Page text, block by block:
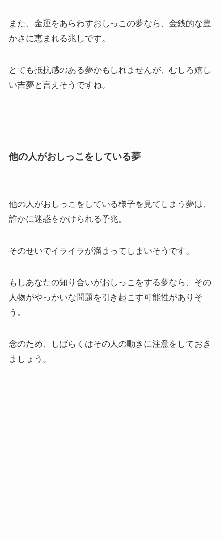
また、金運をあらわすおしっこの夢なら、金銭的な豊
かさに恵まれる兆しです。
とても抵抗感のある夢かもしれませんが、むしろ嬉し
い吉夢と言えそうですね。
他の人がおしっこをしている夢
他の人がおしっこをしている様子を見てしまう夢は、
誰かに迷惑をかけられる予兆。
そのせいでイライラが溜まってしまいそうです。
もしあなたの知り合いがおしっこをする夢なら、その
人物がやっかいな問題を引き起こす可能性がありそ
う。
念のため、しばらくはその人の動きに注意をしておき
ましょう。